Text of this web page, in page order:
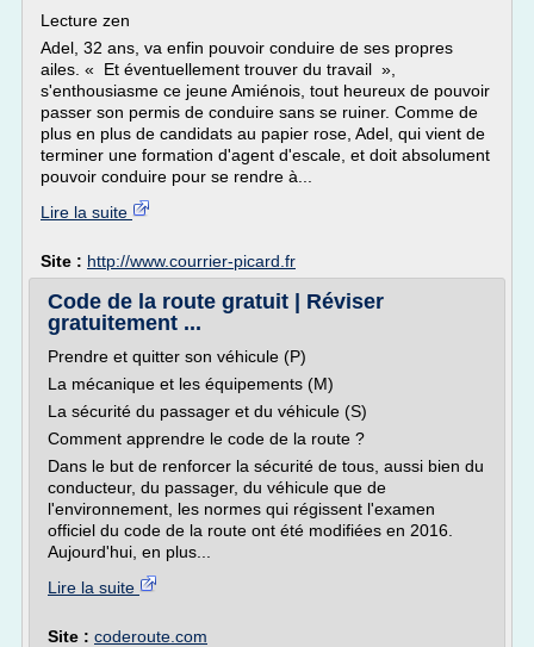
Lecture zen
Adel, 32 ans, va enfin pouvoir conduire de ses propres
ailes. « Et éventuellement trouver du travail »,
s'enthousiasme ce jeune Amiénois, tout heureux de pouvoir
passer son permis de conduire sans se ruiner. Comme de
plus en plus de candidats au papier rose, Adel, qui vient de
terminer une formation d'agent d'escale, et doit absolument
pouvoir conduire pour se rendre à...
Lire la suite
Site : http://www.courrier-picard.fr
Code de la route gratuit | Réviser
gratuitement ...
Prendre et quitter son véhicule (P)
La mécanique et les équipements (M)
La sécurité du passager et du véhicule (S)
Comment apprendre le code de la route ?
Dans le but de renforcer la sécurité de tous, aussi bien du
conducteur, du passager, du véhicule que de
l'environnement, les normes qui régissent l'examen
officiel du code de la route ont été modifiées en 2016.
Aujourd'hui, en plus...
Lire la suite
Site : coderoute.com